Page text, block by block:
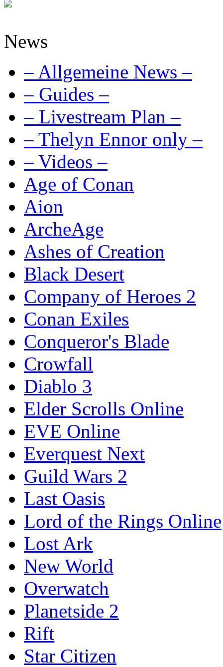
News
– Allgemeine News –
– Guides –
– Livestream Plan –
– Thelyn Ennor only –
– Videos –
Age of Conan
Aion
ArcheAge
Ashes of Creation
Black Desert
Company of Heroes 2
Conan Exiles
Conqueror's Blade
Crowfall
Diablo 3
Elder Scrolls Online
EVE Online
Everquest Next
Guild Wars 2
Last Oasis
Lord of the Rings Online
Lost Ark
New World
Overwatch
Planetside 2
Rift
Star Citizen